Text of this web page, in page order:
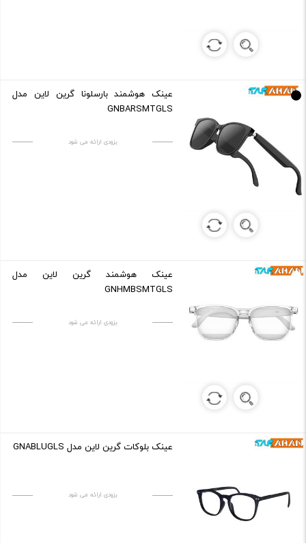
عینک هوشمند بارسلونا گرین لاین مدل
GNBARSMTGLS
بزودی ارائه می شود
عینک هوشمند گرین لاین مدل
GNHMBSMTGLS
بزودی ارائه می شود
عینک بلوکات گرین لاین مدل GNABLUGLS
بزودی ارائه می شود